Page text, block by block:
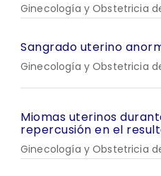
Ginecología y Obstetricia
Sangrado uterino
Ginecología y Obstetricia
Miomas uterinos
repercusión en el
Ginecología y Obstetricia